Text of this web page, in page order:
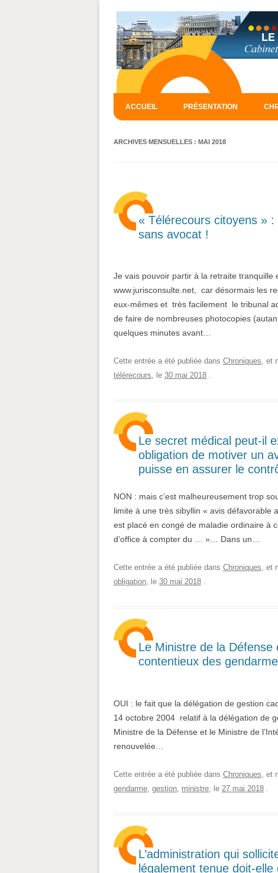
ACCUEIL PRÉSENTATION
ARCHIVES MENSUELLES : MAI 2018
« Télérecours citoyens »
sans avocat !
Je vais pouvoir partir à la retraite
www.jurisconsulte.net, car désormais les
eux-mêmes et très facilement le tribunal
de faire de nombreuses photocopies
quelques minutes avant…
Cette entrée a été publiée dans Chroniques, et
télérecours, le 30 mai 2018 .
Le secret médical peut-il
obligation de motiver un
puisse en assurer le
NON : mais c’est malheureusement trop
limite à une très sibyllin « avis défavorable
est placé en congé de maladie ordinaire à
d’office à compter du … »… Dans un…
Cette entrée a été publiée dans Chroniques, et
obligation, le 30 mai 2018 .
Le Ministre de la
contentieux des
OUI : le fait que la délégation de gestion
14 octobre 2004 relatif à la délégation de
Ministre de la Défense et le Ministre de
renouvelée…
Cette entrée a été publiée dans Chroniques , et
gendarme gestion ministre , le 27 mai 2018
L’administration qui
légalement tenue doit-